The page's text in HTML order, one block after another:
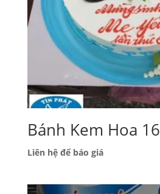
Bánh Kem Hoa 16
Liên hệ để báo giá